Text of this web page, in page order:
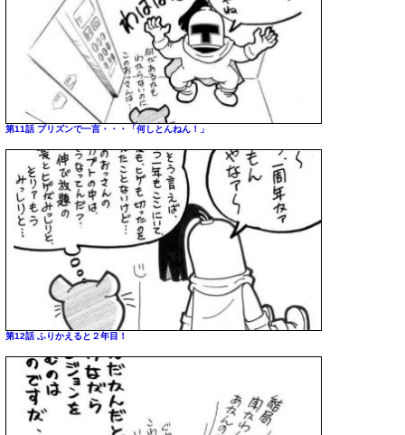
第11話 プリズンで一言・・・「何しとんねん！」
第12話 ふりかえると２年目！